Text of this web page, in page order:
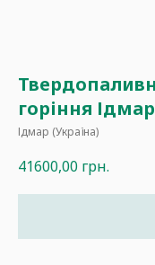
горіння
Ідмар (Україна)
41600,00 грн.